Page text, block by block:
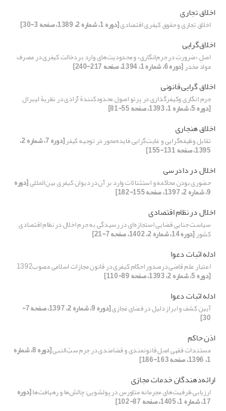
اخلاق تجاری
اخلاق تجاری و حقوق کیفری اقتصادی[دوره 1، شماره 2، 1389، صفحه 3-30]
اخلاق‌گرایی
اصلِ «ضرورتِ در جرم‌انگاری» و محدودیت‌های وارد بر دخالت کیفری در مصرف
مواد مخدر[دوره 6، شماره 1، 1394، صفحه 217-240]
اخلاق گرایی قانونی
جرم انگاری وکیفرگذاری در پرتو اصول محدودکنندۀ آزادی در نظریۀ لیبرال
[دوره 5، شماره 1، 1393، صفحه 55-81]
اخلاق هنجاری
تقابل وظیفه‌گرایی و غایت‌گرایی فایده‌محور در توجیه کیفر [دوره 7، شماره 2،
1395، صفحه 131-155]
اخلال در دادرسی
حضوری بودن محاکمه و استثنائات وارد بر آن در دیوان کیفری بین‌المللی[دوره
9، شماره 2، 1397، صفحه 155-182]
اخلال در نظام اقتصادی
سیاست جناییِ قضاییِ استجازه‌ای در رسیدگی به جرم اخلال در نظام اقتصادی
کشور[دوره 14، شماره 2، 1402، صفحه 7-21]
ادله اثبات دعوا
اعتبار علم قاضی درصدور احکام کیفری در قانون مجازات اسلامی مصوب1392
[دوره 5، شماره 2، 1393، صفحه 89-110]
ادله اثبات دعوا
آیین کشف و ابراز دلیل در فضای مَجازی [دوره 9، شماره 2، 1397، صفحه 7-
30]
اذن حاکم
مستندات فقهی اصل قانونمندی و قضامندی در جرم سب‌ّالنبی [دوره 8، شماره
1، 1396، صفحه 163-186]
ارائه‌دهندگان خدمات مجازی
ارزیابی ظرفیت‌های مجرمانه متاورس در پولشویی؛ چالش‌ها و رهیافت‌ها[دوره
17، شماره 1، 1405، صفحه 87-102]